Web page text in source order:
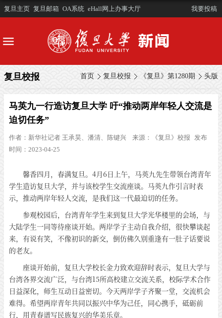
复旦主页 复旦邮箱 OA系统 eHall网上办事大厅 我要投稿
首页 复旦校报 《复旦》第1280期 头版
复旦校报
马英九一行造访复旦大学 吁“推动两岸年轻人交流是
迫切任务”
作者： 新华社记者 王承昊、潘清、陈键兴 来源： 《复旦》校报 发布
时间：2023-04-25
馨香四月，春满复旦。4月6日上午，马英九先生带领台湾青年
学生造访复旦大学，并与该校学生交流座谈。马英九作引言时表
示，推动两岸年轻人交流，是我们这一代最迫切的任务。
参观校园后，台湾青年学生来到复旦大学光华楼里的会场，与
大陆学生一同等待座谈开始。两岸学子主动自我介绍，很快攀谈起
来，有说有笑，不像初识的新交，倒仿佛久别重逢有一肚子话要说
的老友。
座谈开始前，复旦大学校长金力致欢迎辞时表示，复旦大学与
台湾各界交流广泛，与台湾15所高校建立交流关系，校际学术合作
日益深化，师生互动日益密切。今天两岸学子齐聚一堂，交流机会
难得。希望两岸青年共同以振兴中华为己任，同心携手，砥砺前
行，用青春谱写民族复兴的华美乐章。